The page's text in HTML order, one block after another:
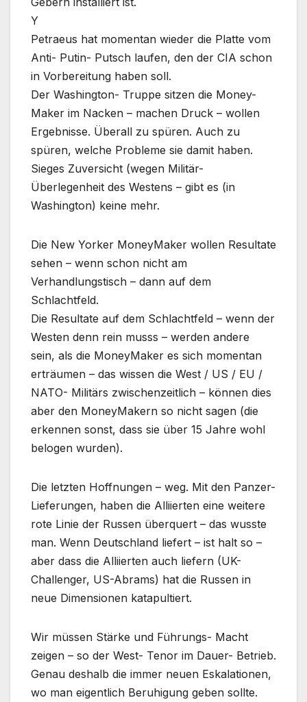
Y
Petraeus hat momentan wieder die Platte vom
Anti- Putin- Putsch laufen, den der CIA schon
in Vorbereitung haben soll.
Der Washington- Truppe sitzen die Money-
Maker im Nacken – machen Druck – wollen
Ergebnisse. Überall zu spüren. Auch zu
spüren, welche Probleme sie damit haben.
Sieges Zuversicht (wegen Militär-
Überlegenheit des Westens – gibt es (in
Washington) keine mehr.
Die New Yorker MoneyMaker wollen Resultate
sehen – wenn schon nicht am
Verhandlungstisch – dann auf dem
Schlachtfeld.
Die Resultate auf dem Schlachtfeld – wenn der
Westen denn rein musss – werden andere
sein, als die MoneyMaker es sich momentan
erträumen – das wissen die West / US / EU /
NATO- Militärs zwischenzeitlich – können dies
aber den MoneyMakern so nicht sagen (die
erkennen sonst, dass sie über 15 Jahre wohl
belogen wurden).
Die letzten Hoffnungen – weg. Mit den Panzer-
Lieferungen, haben die Alliierten eine weitere
rote Linie der Russen überquert – das wusste
man. Wenn Deutschland liefert – ist halt so –
aber dass die Alliierten auch liefern (UK-
Challenger, US-Abrams) hat die Russen in
neue Dimensionen katapultiert.
Wir müssen Stärke und Führungs- Macht
zeigen – so der West- Tenor im Dauer- Betrieb.
Genau deshalb die immer neuen Eskalationen,
wo man eigentlich Beruhigung geben sollte.